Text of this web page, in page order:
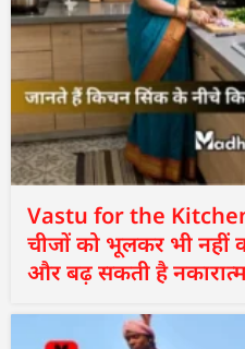
Vastu for the
चीजों को भूलकर भी नहीं
और बढ़ सकती है